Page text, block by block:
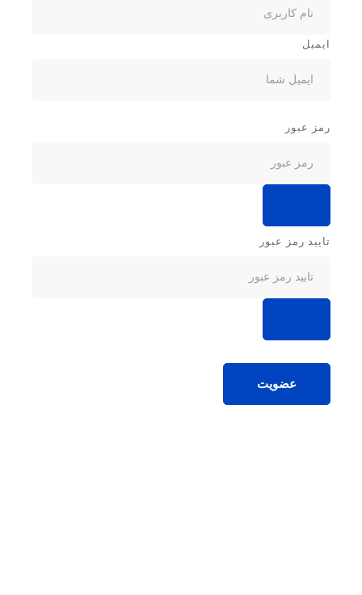
ایمیل
رمز عبور
تایید رمز عبور
عضویت